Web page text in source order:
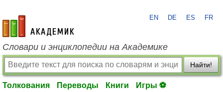
academic.ru
EN DE ES FR
Словари и энциклопедии на Академике
Найти!
Толкования Переводы Книги Игры ⚽